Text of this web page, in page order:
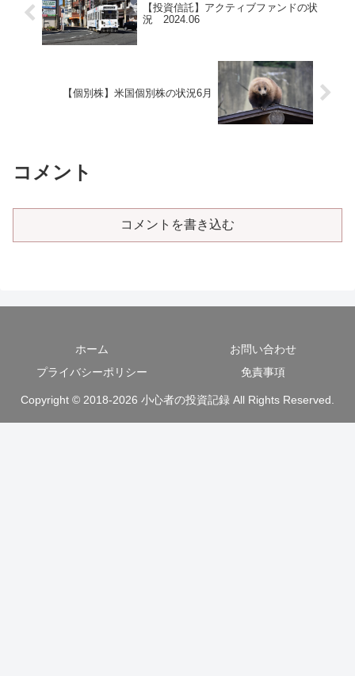
【投資信託】アクティブファンドの状
況 2024.06
【個別株】米国個別株の状況6月
コメント
コメントを書き込む
ホーム
お問い合わせ
プライバシーポリシー
免責事項
Copyright © 2018-2026 小心者の投資記録 All Rights Reserved.